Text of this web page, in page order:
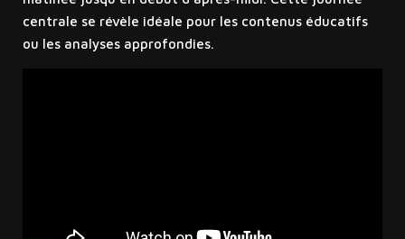
centrale se révèle idéale pour les contenus éducatifs
ou les analyses approfondies.